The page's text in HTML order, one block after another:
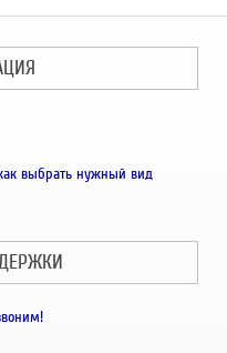
выбрать нужный вид